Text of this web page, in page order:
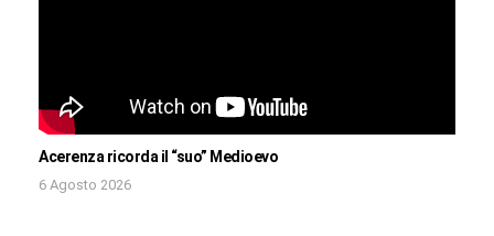
Acerenza ricorda il “suo” Medioevo
6 Agosto 2026